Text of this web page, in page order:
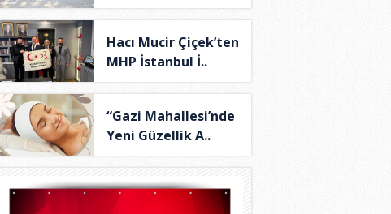
Hacı Mucir Çiçek’ten
MHP İstanbul İ..
“Gazi Mahallesi’nde
Yeni Güzellik A..